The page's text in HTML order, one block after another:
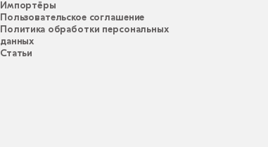
Импортёры
Пользовательское соглашение
Политика обработки персональных
данных
Статьи